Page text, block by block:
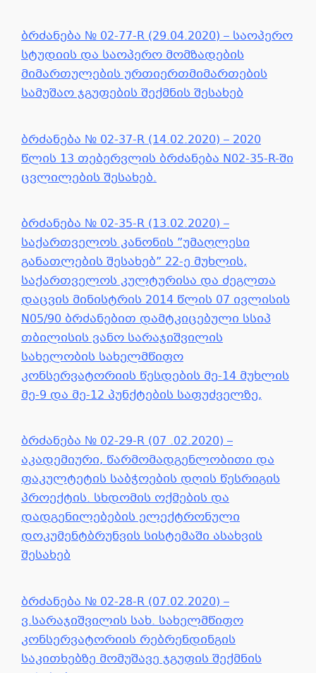
ბრძანება № 02-77-R (29.04.2020) – საოპერო
სტუდიის და საოპერო მომზადების
მიმართულების ურთიერთმიმართების
სამუშაო ჯგუფების შექმნის შესახებ
ბრძანება № 02-37-R (14.02.2020) – 2020
წლის 13 თებერვლის ბრძანება N02-35-R-ში
ცვლილების შესახებ.
ბრძანება № 02-35-R (13.02.2020) –
საქართველოს კანონის ”უმაღლესი
განათლების შესახებ” 22-ე მუხლის,
საქართველოს კულტურისა და ძეგლთა
დაცვის მინისტრის 2014 წლის 07 ივლისის
N05/90 ბრძანებით დამტკიცებული სსიპ
თბილისის ვანო სარაჯიშვილის
სახელობის სახელმწიფო
კონსერვატორიის წესდების მე-14 მუხლის
მე-9 და მე-12 პუნქტების საფუძველზე,
ბრძანება № 02-29-R (07 .02.2020) –
აკადემიური, წარმომადგენლობითი და
ფაკულტეტის საბჭოების დღის წესრიგის
პროექტის. სხდომის ოქმების და
დადგენილებების ელექტრონული
დოკუმენტბრუნვის სისტემაში ასახვის
შესახებ
ბრძანება № 02-28-R (07.02.2020) –
ვ.სარაჯიშვილის სახ. სახელმწიფო
კონსერვატორიის რებრენდინგის
საკითხებზე მომუშავე ჯგუფის შექმნის